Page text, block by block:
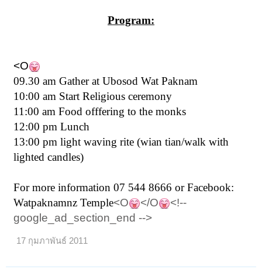
Program:
<O
09.30 am Gather at Ubosod Wat Paknam
10:00 am Start Religious ceremony
11:00 am Food offfering to the monks
12:00 pm Lunch
13:00 pm light waving rite (wian tian/walk with
lighted candles)
For more information 07 544 8666or Facebook:
Watpaknamnz Temple<O </O
<!--
google_ad_section_end -->
17 กุมภาพันธ์ 2011